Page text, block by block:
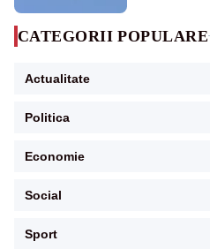
CATEGORII POPULARE
Actualitate
Politica
Economie
Social
Sport